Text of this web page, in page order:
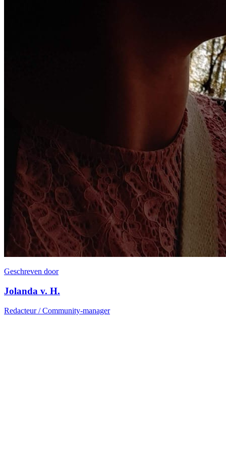
Geschreven door
Jolanda v. H.
Redacteur / Community-manager